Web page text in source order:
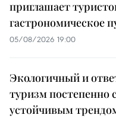
приглашает
гастрономическое
05/08/2026 19:00
Экологичный и
туризм постепенно
устойчивым